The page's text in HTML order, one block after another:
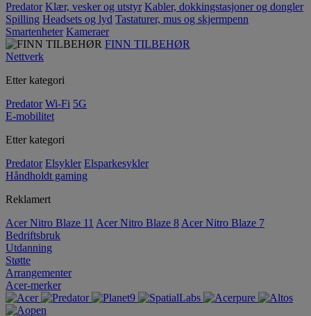
Predator Klær, vesker og utstyr Kabler, dokkingstasjoner og dongler
Spilling Headsets og lyd Tastaturer, mus og skjermpenn
Smartenheter Kameraer
FINN TILBEHØR
Nettverk
Etter kategori
Predator Wi-Fi 5G
E-mobilitet
Etter kategori
Predator Elsykler Elsparkesykler
Håndholdt gaming
Reklamert
Acer Nitro Blaze 11 Acer Nitro Blaze 8 Acer Nitro Blaze 7
Bedriftsbruk
Utdanning
Støtte
Arrangementer
Acer-merker